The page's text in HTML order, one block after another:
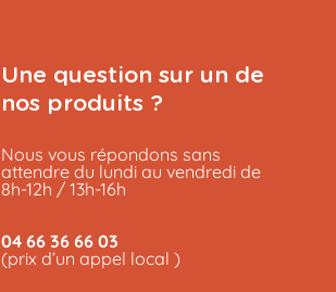
Une question sur un de
nos produits ?
Nous vous répondons sans
attendre du lundi au vendredi de
8h-12h / 13h-16h
04 66 36 66 03
(prix d’un appel local )